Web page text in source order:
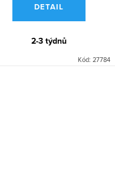
DETAIL
2-3 týdnů
Kód: 27784